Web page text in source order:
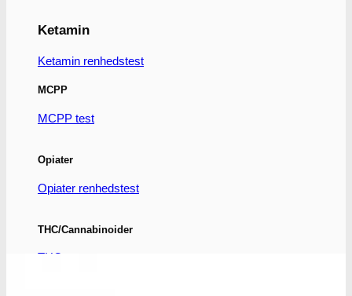
Ketamin
Ketamin renhedstest
MCPP
MCPP test
Opiater
Opiater renhedstest
THC/Cannabinoider
THC test
varesiden